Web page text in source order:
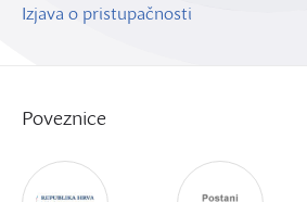
Izjava o pristupačnosti
Poveznice